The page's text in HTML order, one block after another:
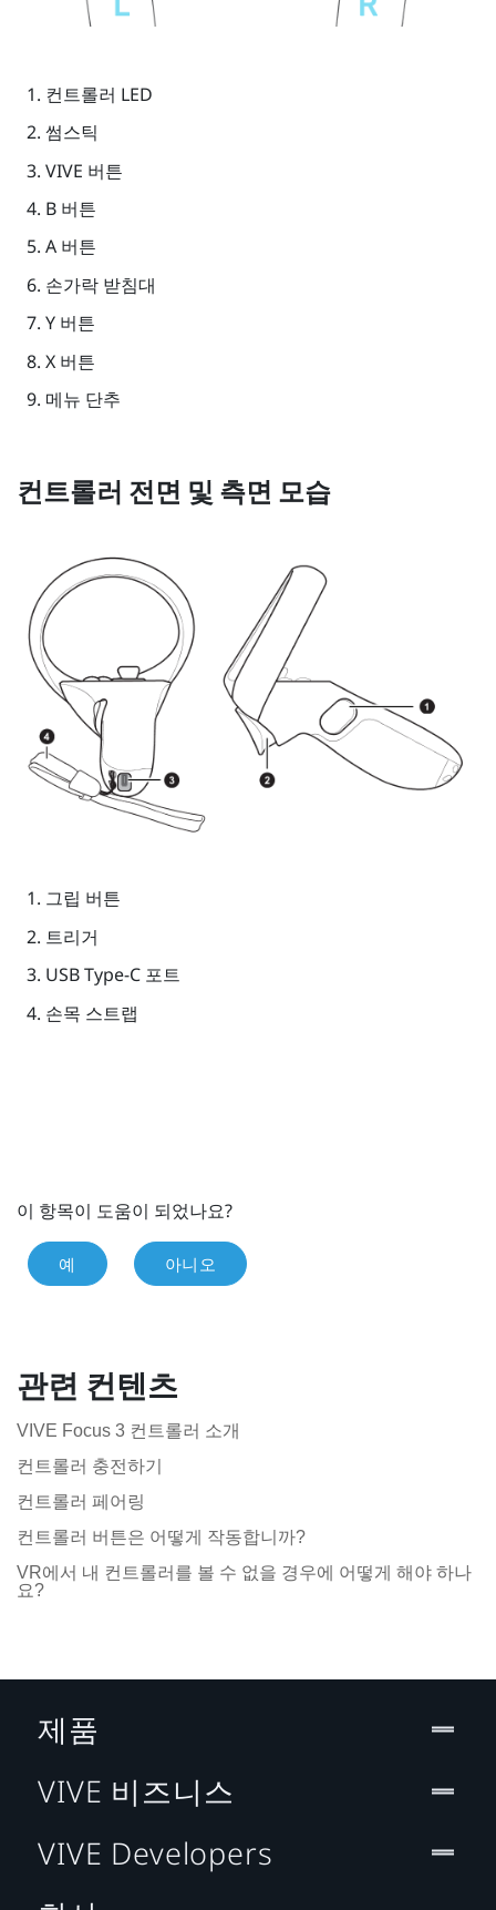
컨트롤러 LED
썸스틱
VIVE 버튼
B버튼
A버튼
손가락 받침대
Y버튼
X버튼
메뉴 단추
컨트롤러 전면 및 측면 모습
그립 버튼
트리거
USB Type-C포트
손목 스트랩
이 항목이 도움이 되었나요?
예 아니오
관련 컨텐츠
VIVE Focus 3 컨트롤러 소개
컨트롤러 충전하기
컨트롤러 페어링
컨트롤러 버튼은 어떻게 작동합니까?
VR에서 내 컨트롤러를 볼 수 없을 경우에 어떻게 해야 하나
요?
제품
VIVE 비즈니스
VIVE Developers